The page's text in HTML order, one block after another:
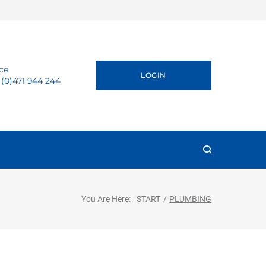
944 244
LOGIN
You Are Here: START / PLUMBING